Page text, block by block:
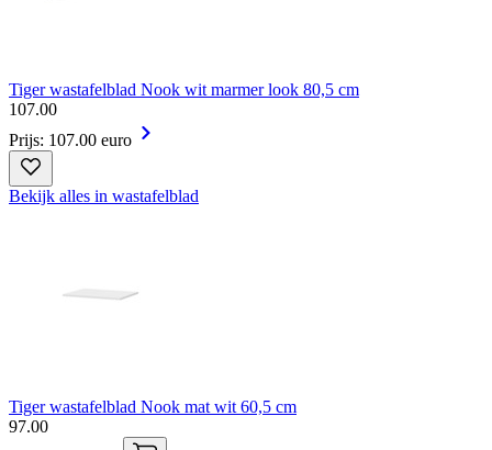
Tiger wastafelblad Nook wit marmer look 80,5 cm
107.00
Prijs: 107.00 euro
Bekijk alles in wastafelblad
Tiger wastafelblad Nook mat wit 60,5 cm
97.00